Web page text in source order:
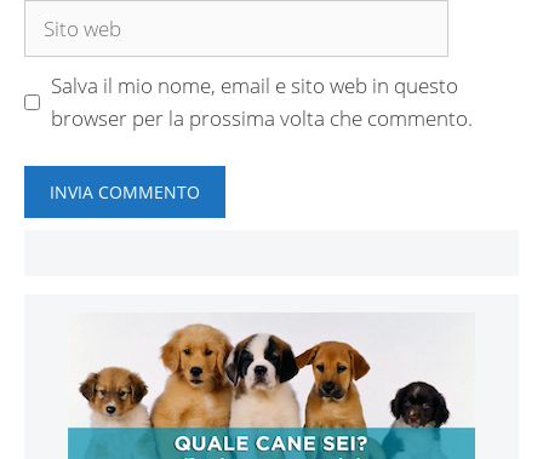
Sito
Salva il mio nome, email e sito web in questo
browser per la prossima volta che commento.